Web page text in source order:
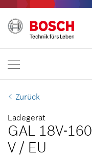
Vertrag widerrufen
Bosch Professional
Zurück
Ladegerät
GAL 18V-160
V / EU